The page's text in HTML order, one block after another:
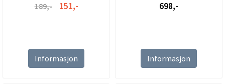
189,- 151,-
Informasjon
698,-
Informasjon